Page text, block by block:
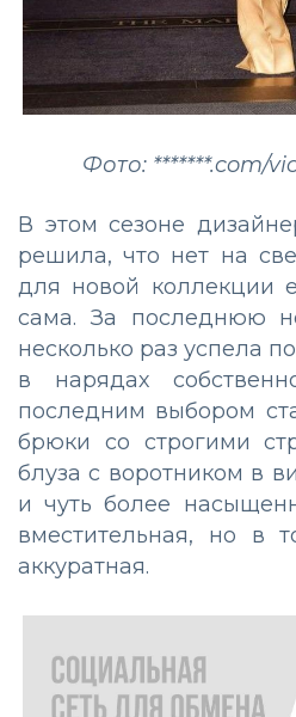
Фото: *******.com/
В этом сезоне
решила, что нет на
для новой коллекции
сама. За последнюю
несколько раз успела
в нарядах
последним выбором
брюки со строгими
блуза с воротником в
и чуть более
вместительная, но в
аккуратная.